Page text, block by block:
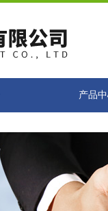
产品